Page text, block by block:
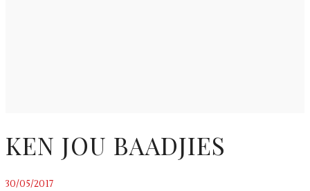
KEN JOU BAADJIES
30/05/2017